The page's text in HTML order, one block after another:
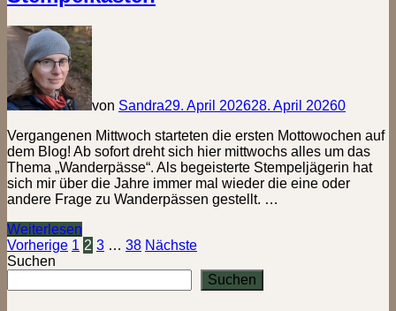
von Sandra29. April 202628. April 20260
Vergangenen Mittwoch starteten die ersten Mottowochen auf
dem Blog! Ab sofort dreht sich hier mittwochs alles um das
Thema „Wanderpässe“. Als begeisterte Stempeljägerin hat
sich mir über die Jahre immer mal wieder die eine oder
andere Frage zu Wanderpässen gestellt. …
Der
große
Wanderpass-
|
Weiterlesen
Seitennummerierung
der
Beiträge
Vorherige 1 2 3 … 38 Nächste
Suchen
Suchen